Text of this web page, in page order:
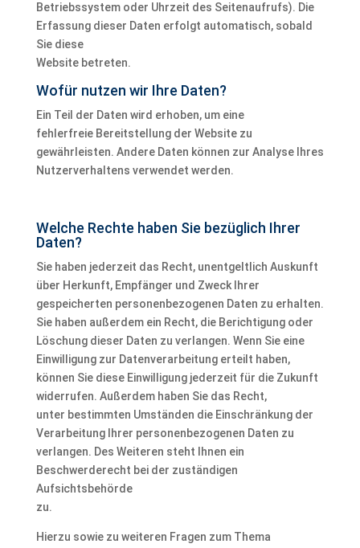
Betriebssystem oder Uhrzeit des Seitenaufrufs). Die
Erfassung dieser Daten erfolgt automatisch, sobald
Sie diese
Website betreten.
Wofür nutzen wir Ihre Daten?
Ein Teil der Daten wird erhoben, um eine
fehlerfreie Bereitstellung der Website zu
gewährleisten. Andere Daten können zur Analyse Ihres
Nutzerverhaltens verwendet werden.
Welche Rechte haben Sie bezüglich Ihrer
Daten?
Sie haben jederzeit das Recht, unentgeltlich Auskunft
über Herkunft, Empfänger und Zweck Ihrer
gespeicherten personenbezogenen Daten zu erhalten.
Sie haben außerdem ein Recht, die Berichtigung oder
Löschung dieser Daten zu verlangen. Wenn Sie eine
Einwilligung zur Datenverarbeitung erteilt haben,
können Sie diese Einwilligung jederzeit für die Zukunft
widerrufen. Außerdem haben Sie das Recht,
unter bestimmten Umständen die Einschränkung der
Verarbeitung Ihrer personenbezogenen Daten zu
verlangen. Des Weiteren steht Ihnen ein
Beschwerderecht bei der zuständigen
Aufsichtsbehörde
zu.
Hierzu sowie zu weiteren Fragen zum Thema